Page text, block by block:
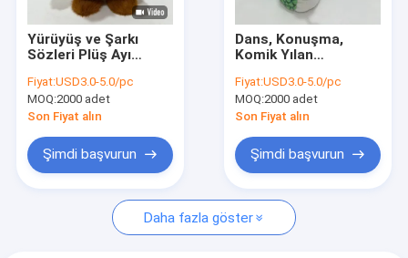
Peluş Oyuncak Sırt Çantaları
Dekoratif Doldurulmuş Hayvanlar
Peluş Yastık Minder
Pet Peluş Oyuncaklar
Hediye Doldurulmuş Hayvan
Yürüyüş ve Şarkı
Sözleri Plüş Ayı
Kaliteli Malzeme
Güvenli Bebek
Oyuncağı
Fiyat:USD3.0-5.0/pc
MOQ:2000 adet
Son Fiyat alın
Şimdi başvurun
Dans, Konuşma,
Komik Yılan
ve Yetişkinler için
Harika, Söylediğini
Tekrarla, Mükemmel
Fiyat:USD3.0-5.0/pc
MOQ:2000 adet
Son Fiyat alın
Şimdi başvurun
Daha fazla göster